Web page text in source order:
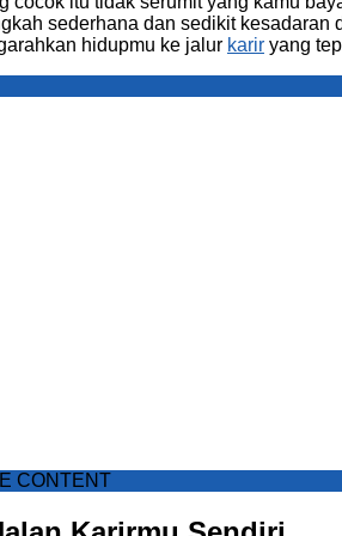
sederhana dan sedikit kesadaran
hidupmu ke jalur karir yang
CONTENT